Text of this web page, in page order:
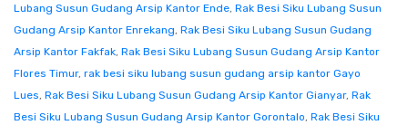
Lubang Susun Gudang Arsip Kantor Ende, Rak Besi Siku Lubang Susun
Gudang Arsip Kantor Enrekang, Rak Besi Siku Lubang Susun Gudang
Arsip Kantor Fakfak, Rak Besi Siku Lubang Susun Gudang Arsip Kantor
Flores Timur, rak besi siku lubang susun gudang arsip kantor Gayo
Lues, Rak Besi Siku Lubang Susun Gudang Arsip Kantor Gianyar, Rak
Besi Siku Lubang Susun Gudang Arsip Kantor Gorontalo, Rak Besi Siku